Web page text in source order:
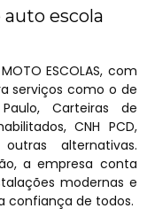
escola
ESCOLAS, com
serviços como o de
Carteiras de
CNH PCD,
alternativas.
a empresa conta
modernas e
confiança de todos.